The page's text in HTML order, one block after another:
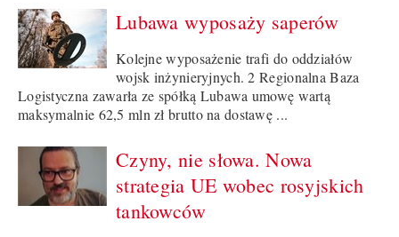
Lubawa wyposaży saperów
Kolejne wyposażenie trafi do oddziałów
wojsk inżynieryjnych. 2 Regionalna Baza
Logistyczna zawarła ze spółką Lubawa umowę wartą
maksymalnie 62,5 mln zł brutto na dostawę ...
Czyny, nie słowa. Nowa
strategia UE wobec rosyjskich
tankowców